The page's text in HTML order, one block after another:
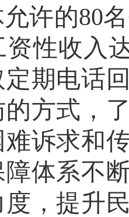
许的80名
资性收入
定期电话
方式，
诉求和
体系不
，提升